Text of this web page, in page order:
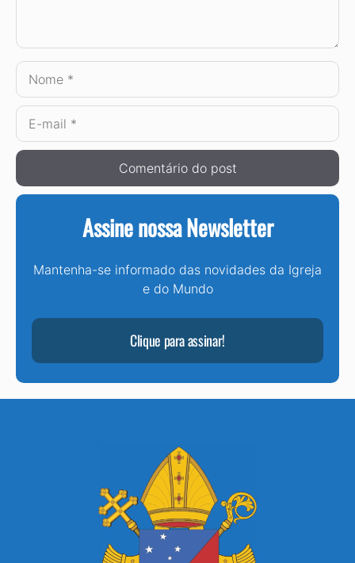
Nome
E-
mail
Assine nossa Newsletter
Mantenha-se informado das novidades da Igreja
e do Mundo
Clique para assinar!